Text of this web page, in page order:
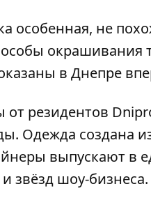
особенная, не
окрашивания
в Днепре
от резидентов
Одежда создана
выпускают в
звёзд шоу-бизнеса.